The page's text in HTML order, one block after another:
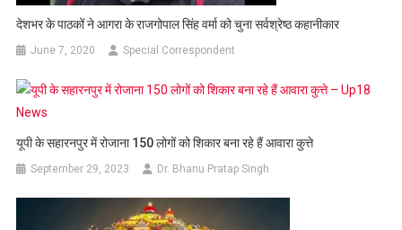
देशभर के पाठकों ने आगरा के राजगोपाल सिंह वर्मा को चुना सर्वश्रेष्ठ कहानीकार
June 7, 2020 Special Correspondent
यूपी के सहारनपुर में रोजाना 150 लोगों को शिकार बना रहे हैं आवारा कुत्ते
September 29, 2023 Dr. Bhanu Pratap Singh